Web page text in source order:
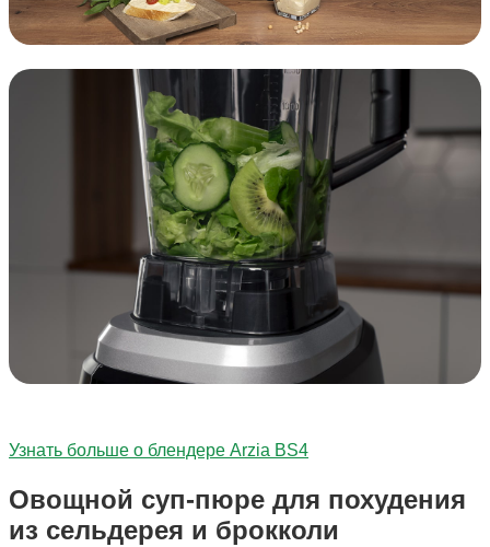
Узнать больше о блендере Arzia BS4
Овощной суп-пюре для похудения
из сельдерея и брокколи